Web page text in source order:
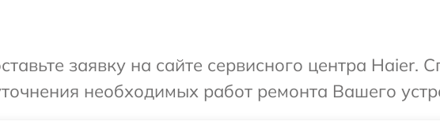
заявку на сайте сервисного центра Haier.
необходимых работ ремонта Вашего